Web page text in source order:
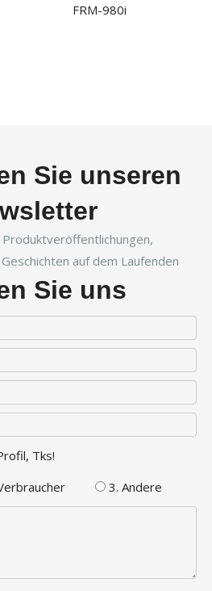
FRM-980i
Sie unseren
Produktveröffentlichungen,
auf dem Laufenden
Sie uns
Tks!
3. Andere